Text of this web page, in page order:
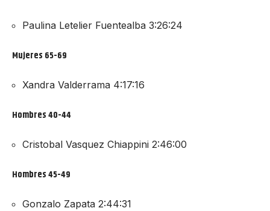
Paulina Letelier Fuentealba 3:26:24
Mujeres 65-69
Xandra Valderrama 4:17:16
Hombres 40-44
Cristobal Vasquez Chiappini 2:46:00
Hombres 45-49
Gonzalo Zapata 2:44:31